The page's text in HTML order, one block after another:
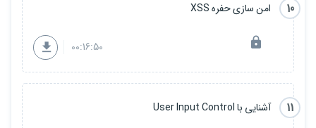
10 امن سازی حفره XSS
00:16:50
11 آشنایی با User Input Control